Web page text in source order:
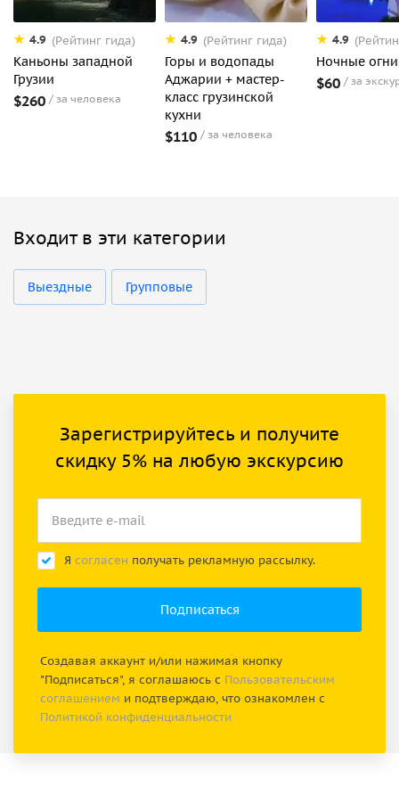
4.9 (Рейтинг гида)
Каньоны западной
Грузии
$260 за человека
4.9 (Рейтинг гида)
Горы и водопады
Аджарии + мастер-
класс грузинской
кухни
$110 за человека
4.9
Ночные
$60 за
Входит в эти категории
Выездные Групповые
Зарегистрируйтесь и получите
скидку 5% на любую экскурсию
Я согласен получать рекламную рассылку.
Создавая аккаунт и/или нажимая кнопку
"Подписаться", я соглашаюсь с Пользовательским
соглашением и подтверждаю, что ознакомлен с
Политикой конфиденциальности